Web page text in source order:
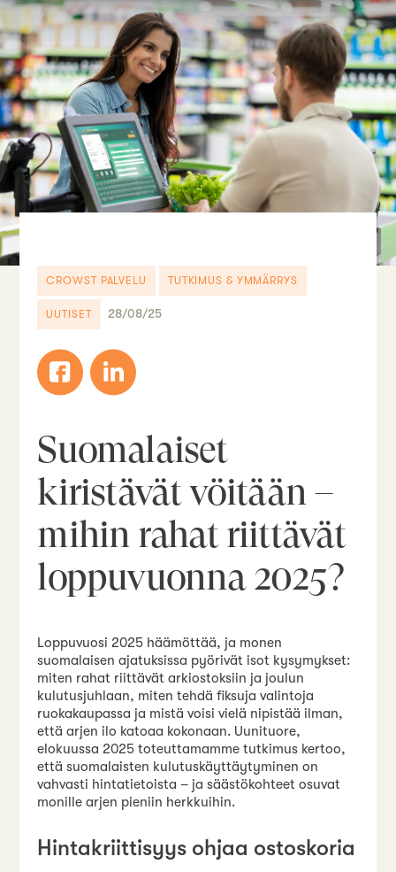
CROWST PALVELU TUTKIMUS & YMMÄRRYS
UUTISET 28/08/25
Suomalaiset
kiristävät vöitään –
mihin rahat riittävät
loppuvuonna 2025?
Loppuvuosi 2025 häämöttää, ja monen
suomalaisen ajatuksissa pyörivät isot kysymykset:
miten rahat riittävät arkiostoksiin ja joulun
kulutusjuhlaan, miten tehdä fiksuja valintoja
ruokakaupassa ja mistä voisi vielä nipistää ilman,
että arjen ilo katoaa kokonaan. Uunituore,
elokuussa 2025 toteuttamamme tutkimus kertoo,
että suomalaisten kulutuskäyttäytyminen on
vahvasti hintatietoista – ja säästökohteet osuvat
monille arjen pieniin herkkuihin.
Hintakriittisyys ohjaa ostoskoria